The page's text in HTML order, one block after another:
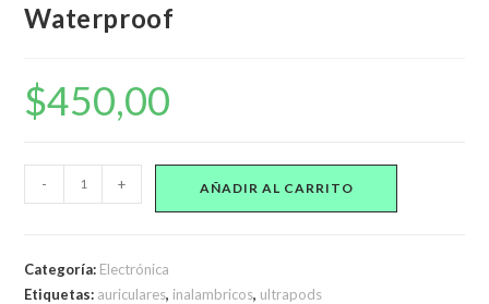
Waterproof
$450,00
Auriculares
Inalámbricos
Pro
- + AÑADIR AL CARRITO
Categoría: Electrónica
Etiquetas: auriculares, inalambricos, ultrapods